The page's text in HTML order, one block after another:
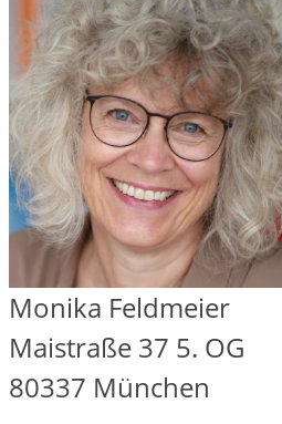
Monika Feldmeier
Maistraße 37 5. OG
80337 München